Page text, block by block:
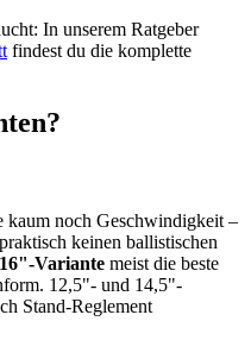
In unserem Ratgeber
findest du die komplette
kaum noch Geschwindigkeit –
keinen ballistischen
16"-Variante meist die beste
12,5"- und 14,5"-
Stand-Reglement